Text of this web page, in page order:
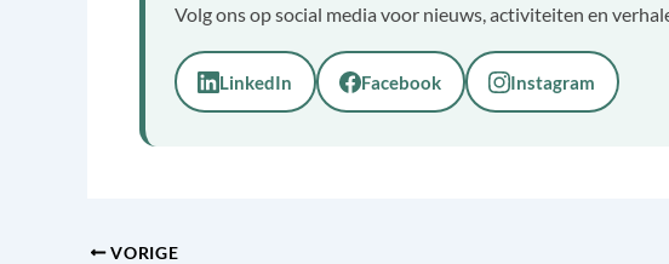
Volg ons op social media voor nieuws, activiteiten en
LinkedIn Facebook Instagram
VORIGE